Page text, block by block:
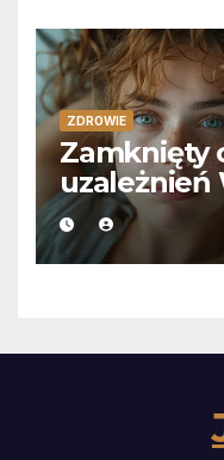
ZDROWIE
Zamknięty
uzależnień